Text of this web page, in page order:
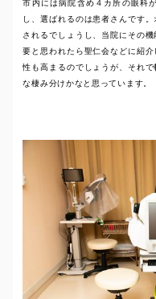
市内には病院含め４カ所の眼科
し、選ばれるのは患者さんです
されるでしょうし、当院にその
要と思われたら聖仁会などに紹
性も高まるのでしょうが、それ
な棲み分けかなと思っています。